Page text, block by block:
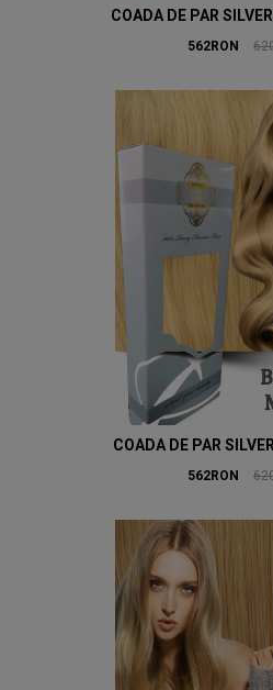
COADA DE PAR
562RON
COADA DE PAR
562RON